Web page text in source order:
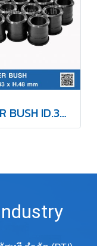
NBR RUBBER BUSH ID.30 x OD.43mm